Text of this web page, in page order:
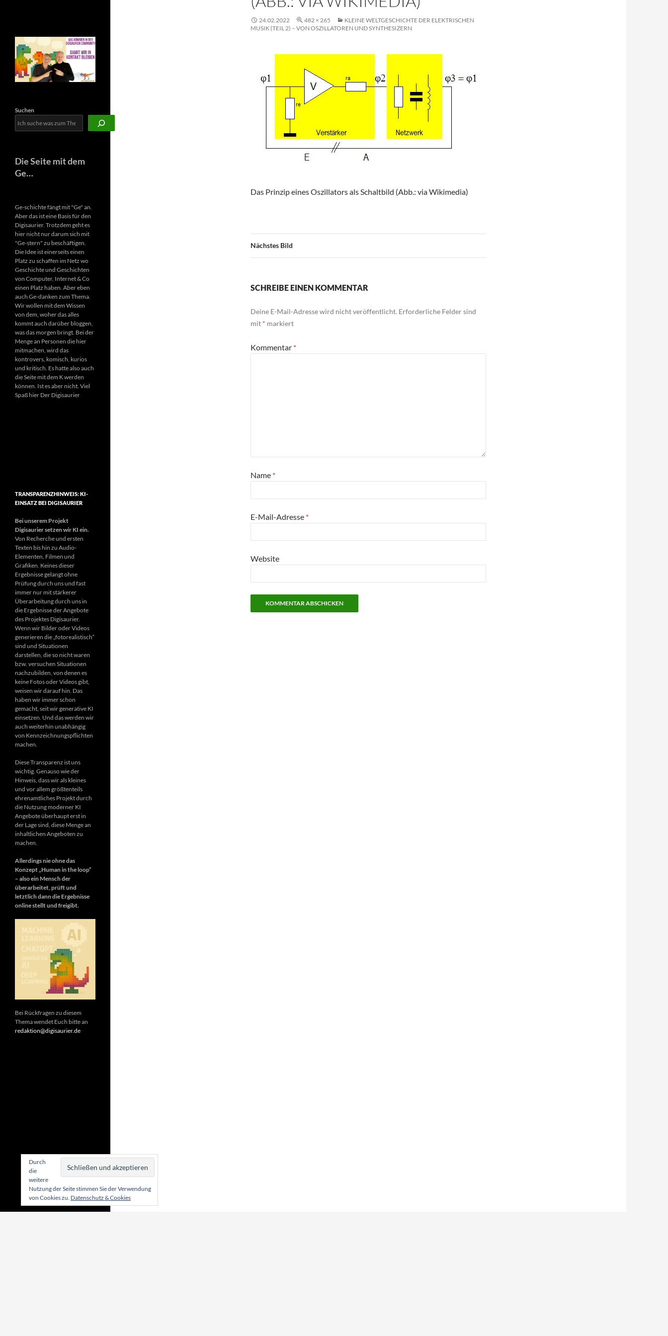
24.02.2022 482 × 265
KLEINE WELTGESCHICHTE DER ELEKTRISCHEN
MUSIK (TEIL 2) – VON OSZILLATOREN UND SYNTHESIZERN
Das Prinzip eines Oszillators als Schaltbild (Abb.: via Wikimedia)
Nächstes Bild
SCHREIBE EINEN KOMMENTAR
Deine E-Mail-Adresse wird nicht veröffentlicht. Erforderliche Felder sind
mit * markiert
Kommentar *
Name *
E-Mail-Adresse *
Website
Suchen
Die Seite mit dem
Ge…
Ge-schichte fängt mit "Ge" an.
Aber das ist eine Basis für den
Digisaurier. Trotzdem geht es
hier nicht nur darum sich mit
"Ge-stern" zu beschäftigen.
Die Idee ist einerseits einen
Platz zu schaffen im Netz wo
Geschichte und Geschichten
von Computer, Internet & Co
einen Platz haben. Aber eben
auch Ge-danken zum Thema.
Wir wollen mit dem Wissen
von dem, woher das alles
kommt auch darüber bloggen,
was das morgen bringt. Bei der
Menge an Personen die hier
mitmachen, wird das
kontrovers, komisch, kurios
und kritisch. Es hatte also auch
die Seite mit dem K werden
können. Ist es aber nicht. Viel
Spaß hier Der Digisaurier
TRANSPARENZHINWEIS: KI-
EINSATZ BEI DIGISAURIER
Bei unserem Projekt
Digisaurier setzen wir KI ein.
Von Recherche und ersten
Texten bis hin zu Audio-
Elementen, Filmen und
Grafiken. Keines dieser
Ergebnisse gelangt ohne
Prüfung durch uns und fast
immer nur mit stärkerer
Überarbeitung durch uns in
die Ergebnisse der Angebote
des Projektes Digisaurier.
Wenn wir Bilder oder Videos
generieren die „fotorealistisch“
sind und Situationen
darstellen, die so nicht waren
bzw. versuchen Situationen
nachzubilden, von denen es
keine Fotos oder Videos gibt,
weisen wir darauf hin. Das
haben wir immer schon
gemacht, seit wir generative KI
einsetzen. Und das werden wir
auch weiterhin unabhängig
von Kennzeichnungspflichten
machen.
Diese Transparenz ist uns
wichtig. Genauso wie der
Hinweis, dass wir als kleines
und vor allem größtenteils
ehrenamtliches Projekt durch
die Nutzung moderner KI
Angebote überhaupt erst in
der Lage sind, diese Menge an
inhaltlichen Angeboten zu
machen.
Allerdings nie ohne das
Konzept „Human in the loop“
– also ein Mensch der
überarbeitet, prüft und
letztlich dann die Ergebnisse
online stellt und freigibt.
Bei Rückfragen zu diesem
Thema wendet Euch bitte an
redaktion@digisaurier.de
Durch
die
weitere
Nutzung der Seite stimmen Sie der Verwendung
von Cookies zu. Datenschutz & Cookies